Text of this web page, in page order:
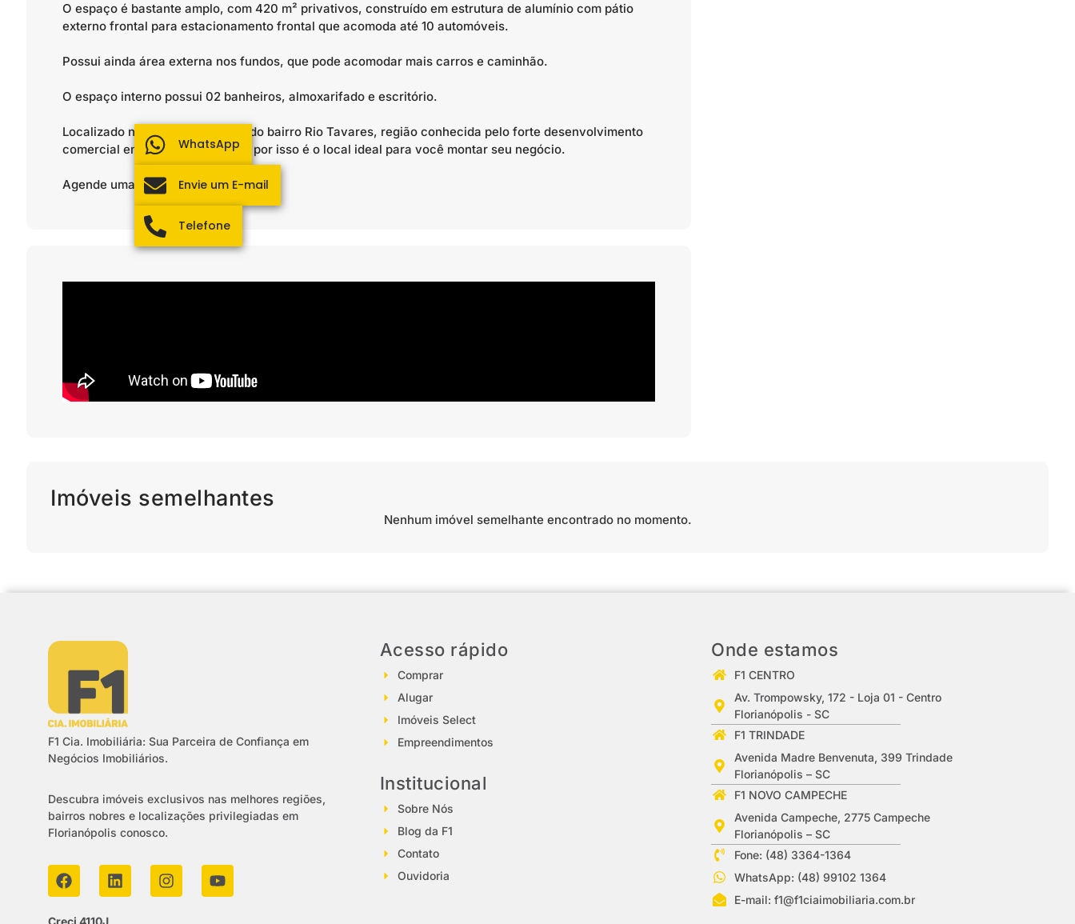
O espaço é bastante amplo, com 420 m² privativos, construído em estrutura de alumínio com pátio
externo frontal para estacionamento frontal que acomoda até 10 automóveis.
Possui ainda área externa nos fundos, que pode acomodar mais carros e caminhão.
O espaço interno possui 02 banheiros, almoxarifado e escritório.
Localizado na Rodovia principal do bairro Rio Tavares, região conhecida pelo forte desenvolvimento
comercial em vários segmentos, por isso é o local ideal para você montar seu negócio.
Agende uma visita!
Imóveis semelhantes
Nenhum imóvel semelhante encontrado no momento.
F1 Cia. Imobiliária: Sua Parceira de Confiança em
Negócios Imobiliários.
Descubra imóveis exclusivos nas melhores regiões,
bairros nobres e localizações privilegiadas em
Florianópolis conosco.
Creci 4110J
Acesso rápido
Comprar
Alugar
Imóveis Select
Empreendimentos
Institucional
Sobre Nós
Blog da F1
Contato
Ouvidoria
Onde estamos
F1 CENTRO
Av. Trompowsky, 172 - Loja 01 - Centro
Florianópolis - SC
F1 TRINDADE
Avenida Madre Benvenuta, 399 Trindade
Florianópolis – SC
F1 NOVO CAMPECHE
Avenida Campeche, 2775 Campeche
Florianópolis – SC
Fone: (48) 3364-1364
WhatsApp: (48) 99102 1364
E-mail: f1@f1ciaimobiliaria.com.br
WhatsApp
Envie um E-mail
Telefone